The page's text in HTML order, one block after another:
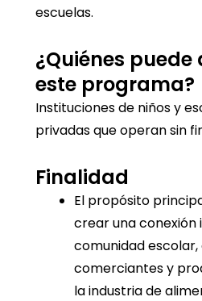
escuelas.
¿Quiénes
este programa?
Instituciones de niños y
privadas que operan sin
Finalidad
El propósito
crear una conexión
comunidad
comerciantes y
la industria de